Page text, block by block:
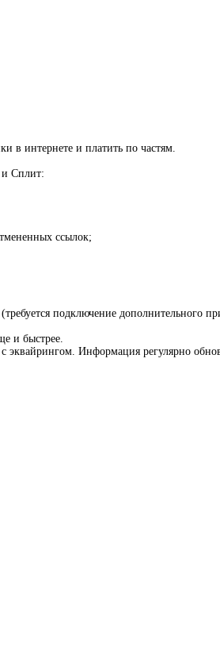
в интернете и платить по частям.
и Сплит:
ссылок;
подключение дополнительного
и быстрее.
Информация регулярно